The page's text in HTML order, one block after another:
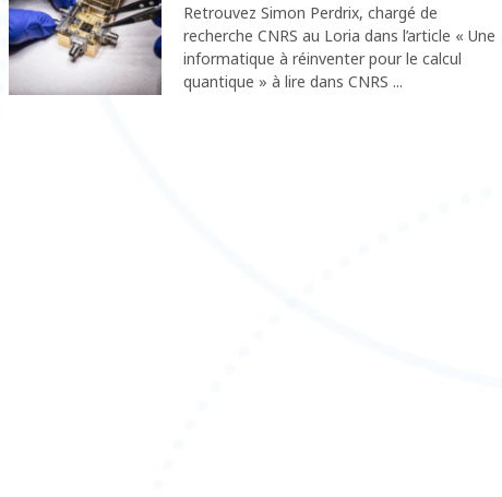
Retrouvez Simon Perdrix, chargé de
recherche CNRS au Loria dans l’article « Une
informatique à réinventer pour le calcul
quantique » à lire dans CNRS ...